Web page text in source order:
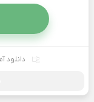
دانلود